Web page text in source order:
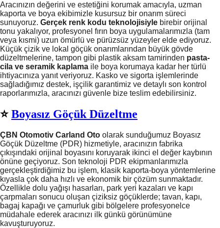
Aracınızın değerini ve estetiğini korumak amacıyla, uzman
kaporta ve boya ekibimizle kusursuz bir onarım süreci
sunuyoruz. Gerçek renk kodu teknolojisiyle birebir orijinal
tonu yakalıyor, profesyonel fırın boya uygulamalarımızla (tam
veya kısmi) uzun ömürlü ve pürüzsüz yüzeyler elde ediyoruz.
Küçük çizik ve lokal göçük onarımlarından büyük gövde
düzeltmelerine, tampon gibi plastik aksam tamirinden pasta-
cila ve seramik kaplama ile boya korumaya kadar her türlü
ihtiyacınıza yanıt veriyoruz. Kasko ve sigorta işlemlerinde
sağladığımız destek, işçilik garantimiz ve detaylı son kontrol
raporlarımızla, aracınızı güvenle bize teslim edebilirsiniz.
⭐️Boyasız Göçük Düzeltme
ÇBN Otomotiv Carland Oto olarak sunduğumuz Boyasız
Göçük Düzeltme (PDR) hizmetiyle, aracınızın fabrika
çıkışındaki orijinal boyasını koruyarak ikinci el değer kaybının
önüne geçiyoruz. Son teknoloji PDR ekipmanlarımızla
gerçekleştirdiğimiz bu işlem, klasik kaporta-boya yöntemlerine
kıyasla çok daha hızlı ve ekonomik bir çözüm sunmaktadır.
Özellikle dolu yağışı hasarları, park yeri kazaları ve kapı
çarpmaları sonucu oluşan çiziksiz göçüklerde; tavan, kapı,
bagaj kapağı ve çamurluk gibi bölgelere profesyonelce
müdahale ederek aracınızı ilk günkü görünümüne
kavuşturuyoruz.